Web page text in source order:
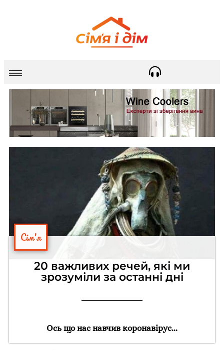
Сім'я
20 важливих речей, які ми
зрозуміли за останні дні
Ось що нас навчив коронавірус...